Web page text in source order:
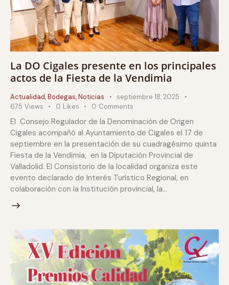
La DO Cigales presente en los principales
actos de la Fiesta de la Vendimia
Actualidad,Bodegas,Noticias
septiembre 18, 2025
675 Views 0 Likes 0 Comments
El Consejo Regulador de la Denominación de Origen
Cigales acompañó al Ayuntamiento de Cigales el 17 de
septiembre en la presentación de su cuadragésimo quinta
Fiesta de la Vendimia, en la Diputación Provincial de
Valladolid. El Consistorio de la localidad organiza este
evento declarado de Interés Turístico Regional, en
colaboración con la Institución provincial, la…